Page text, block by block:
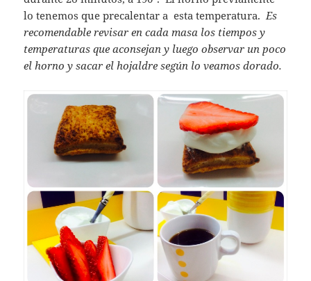
lo tenemos que precalentar a esta temperatura. Es
recomendable revisar en cada masa los tiempos y
temperaturas que aconsejan y luego observar un poco
el horno y sacar el hojaldre según lo veamos dorado.